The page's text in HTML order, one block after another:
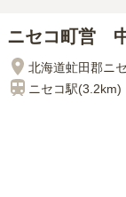
ニセコ町営
北海道虻田郡ニ
ニセコ駅(3.2km)